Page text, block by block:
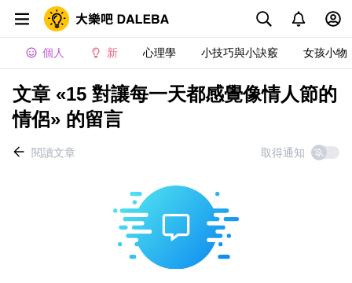
個人 新 心理學 小技巧與小訣竅 女孩小物
文章 «15 對讓每一天都感覺像情人節的
情侶» 的留言
閱讀文章 取得通知